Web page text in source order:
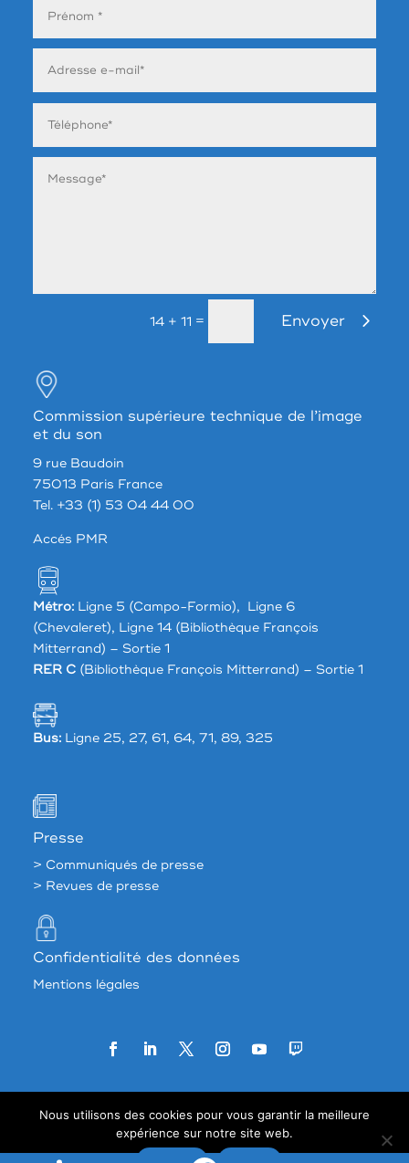
14 + 11 = Envoyer
Commission supérieure technique de l’image
et du son
9 rue Baudoin
75013 Paris France
Tel. +33 (1) 53 04 44 00
Accés PMR
Métro:Ligne 5 (Campo-Formio), Ligne 6
(Chevaleret), Ligne 14 (Bibliothèque François
Mitterrand) – Sortie 1
RER C(Bibliothèque François Mitterrand) – Sortie 1
Bus:Ligne 25, 27, 61, 64, 71, 89, 325
Presse
> Communiqués de presse
> Revues de presse
Confidentialité des données
Mentions légales
Agence web: 33 francs
Nous utilisons des cookies pour vous garantir la meilleure
expérience sur notre site web.